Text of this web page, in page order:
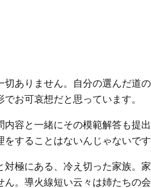
切ありません。自分の選んだ道
お可哀想だと思っています。
容と一緒にその模範解答も提
することはないんじゃないです
対極にある、冷え切った家族。
ん。導火線短い云々は姉たちの